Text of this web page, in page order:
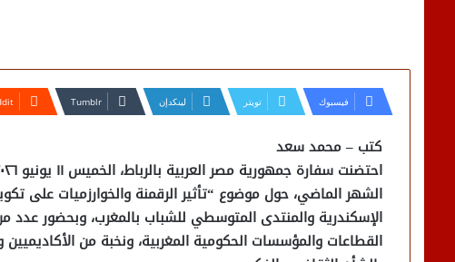
فيسبوك تويتر لينكدإن
كتب – محمد سعد
الشهر الماضي، حول موضوع “تأثير الرقمنة والخوارزميات على
الإسكندرية والمنتدى المتوسطي للشباب بالمغرب، وبحضور عدد
القطاعات والمؤسسات الحكومية المغربية، ونخبة من الأكاديميين